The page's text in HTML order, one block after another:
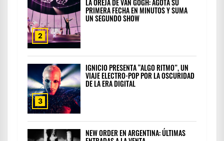
2
LA OREJA DE VAN GOGH: AGOTA SU
PRIMERA FECHA EN MINUTOS Y SUMA
UN SEGUNDO SHOW
3
IGNICIO PRESENTA “ALGO RITMO”, UN
VIAJE ELECTRO-POP POR LA OSCURIDAD
DE LA ERA DIGITAL
NEW ORDER EN ARGENTINA: ÚLTIMAS